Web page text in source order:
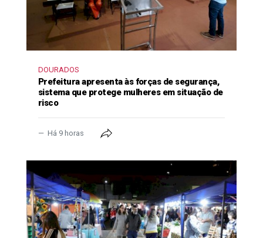
DOURADOS
Prefeitura apresenta às forças de segurança,
sistema que protege mulheres em situação de
risco
Há 9 horas